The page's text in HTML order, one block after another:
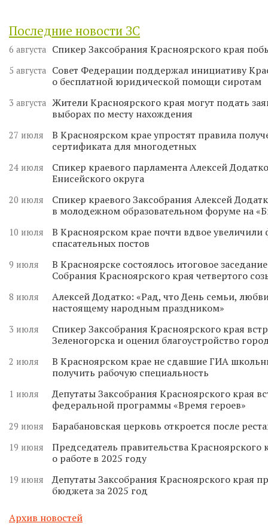
Последние новости ЗС
6 августа Спикер Заксобрания Красноярского края
5 августа
Совет Федерации поддержал инициативу
о бесплатной юридической помощи сиротам
3 августа Жители Красноярского края могут подать
выборах по месту нахождения
27 июля
В Красноярском крае упростят правила
сертификата для многодетных
24 июля
Спикер краевого парламента Алексей
Енисейского округа
20 июля
Спикер краевого Заксобрания Алексей
в молодежном образовательном форуме на
10 июля
В Красноярском крае почти вдвое
спасательных постов
9 июля
В Красноярске состоялось итоговое
Собрания Красноярского края четвертого
8 июля
Алексей Додатко: «Рад, что День семьи,
настоящему народным праздником»
3 июля
Спикер Заксобрания Красноярского края
Зеленогорска и оценил благоустройство
2 июля
В Красноярском крае не сдавшие ГИА
получить рабочую специальность
1 июля
Депутаты Заксобрания Красноярского края
федеральной программы «Время героев»
29 июня Барабановская церковь откроется после
19 июня
Председатель правительства Красноярского
о работе в 2025 году
19 июня
Депутаты Заксобрания Красноярского края
бюджета за 2025 год
Архив новостей